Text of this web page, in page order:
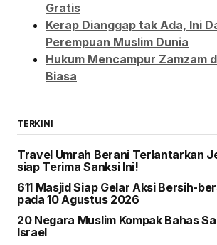
Gratis
Kerap Dianggap tak Ada, Ini
Perempuan Muslim Dunia
Hukum Mencampur Zamzam
Biasa
TERKINI
Travel Umrah Berani Terlantarkan
siap Terima Sanksi Ini!
611 Masjid Siap Gelar Aksi Bersih-
pada 10 Agustus 2026
20 Negara Muslim Kompak Bahas
Israel